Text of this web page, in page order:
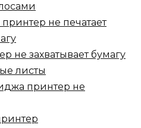
не печатает
не захватывает бумагу
листы
принтер не